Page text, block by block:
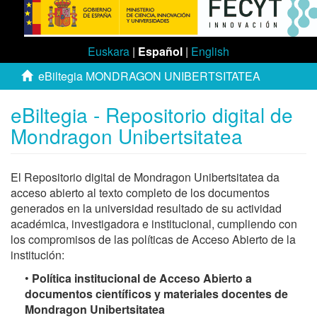
Euskara | Español | English
eBiltegia MONDRAGON UNIBERTSITATEA
eBiltegia - Repositorio digital de
Mondragon Unibertsitatea
El Repositorio digital de Mondragon Unibertsitatea da
acceso abierto al texto completo de los documentos
generados en la universidad resultado de su actividad
académica, investigadora e institucional, cumpliendo con
los compromisos de las políticas de Acceso Abierto de la
institución:
• Política institucional de Acceso Abierto a
documentos científicos y materiales docentes de
Mondragon Unibertsitatea